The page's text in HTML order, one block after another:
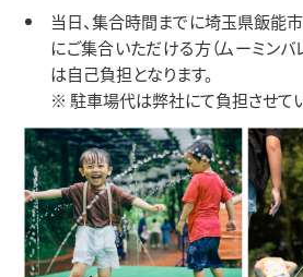
当日、集合時間までに埼玉県飯能市
にご集合いただける方（ムーミン
は自己負担となります。
※ 駐車場代は弊社にて負担させてい